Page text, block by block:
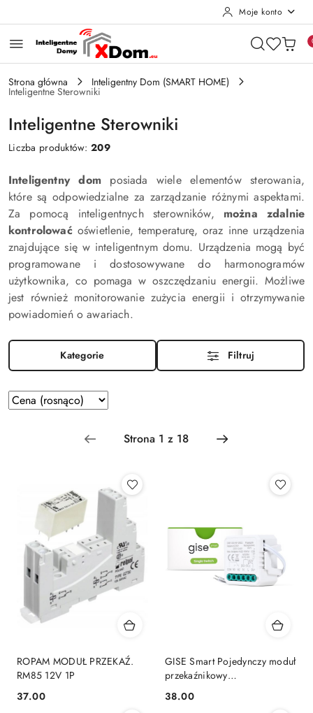
Moje konto
Strona główna Inteligentny Dom (SMART HOME)
Inteligentne Sterowniki
Inteligentne Sterowniki
Liczba produktów:209
Inteligentny domposiada wiele elementów sterowania,
które są odpowiedzialne za zarządzanie różnymi aspektami.
Za pomocą inteligentnych sterowników, można zdalnie
kontrolować oświetlenie, temperaturę, oraz inne urządzenia
znajdujące się w inteligentnym domu. Urządzenia mogą być
programowane i dostosowywane do harmonogramów
użytkownika, co pomaga w oszczędzaniu energii. Możliwe
jest również monitorowanie zużycia energii i otrzymywanie
powiadomień o awariach.
Kategorie Filtruj
Zastosowano
sortowanie:
Sortuj
według
ROPAM MODUŁ PRZEKAŹ.
RM85 12V 1P
Cena:
37.00
GISE Smart Pojedynczy moduł
przekaźnikowy
bezpotencjałowy
niskonapięciowy WiFi | Tuya |
Cena:
38.00